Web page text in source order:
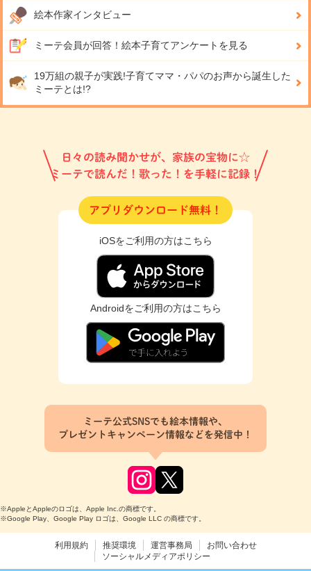
絵本作家インタビュー
ミーテ会員が回答！ 絵本子育てアンケートを見る
19万組の親子が実践!子育てママ・パパのお声から誕生した
ミーテとは!?
日々の読み聞かせが、家族の宝物に☆
ミーテで読んだ！歌った！を手軽に記録！
アプリダウンロード無料！
iOSをご利用の方はこちら
Androidをご利用の方はこちら
ミーテ公式SNSでも絵本情報や、
プレゼントキャンペーン情報などを発信中！
※AppleとAppleのロゴは、Apple Inc.の商標です。
※Google Play、Google Play ロゴは、Google LLC の商標です。
利用規約 推奨環境 運営事務局
お問い合わせ
ソーシャルメディアポリシー